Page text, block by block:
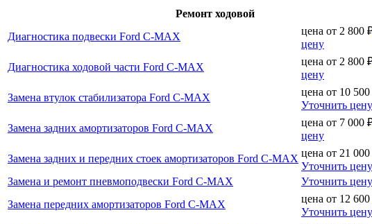
Ремонт ходовой
Диагностика подвески Ford C-MAX
цена от 2 800
цену
Диагностика ходовой части Ford C-MAX
цена от 2 800
цену
Замена втулок стабилизатора Ford C-MAX
цена от 10 500
Уточнить цену
Замена задних амортизаторов Ford C-MAX
цена от 7 000
цену
Замена задних и передних стоек амортизаторов Ford C-MAX цена от 21 000
Уточнить цену
Замена и ремонт пневмоподвески Ford C-MAX
Уточнить цену
Замена передних амортизаторов Ford C-MAX
цена от 12 600
Уточнить цену